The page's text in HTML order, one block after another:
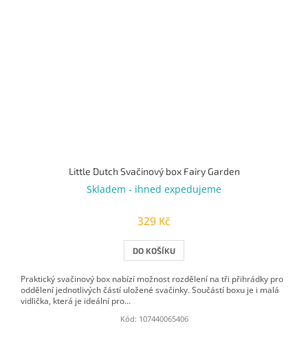
Little Dutch Svačinový box Fairy Garden
Skladem - ihned expedujeme
329 Kč
DO KOŠÍKU
Praktický svačinový box nabízí možnost rozdělení na tři přihrádky pro
oddělení jednotlivých částí uložené svačinky. Součástí boxu je i malá
vidlička, která je ideální pro...
Kód: 107440065406